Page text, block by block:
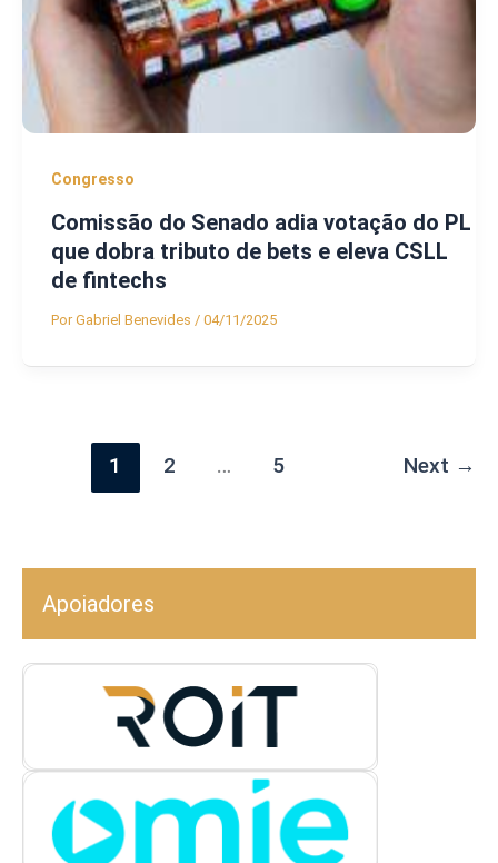
Congresso
Comissão do Senado adia votação do PL
que dobra tributo de bets e eleva CSLL
de fintechs
PorGabriel Benevides / 04/11/2025
1 2 … 5 Next →
Apoiadores